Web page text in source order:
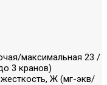
максимальная 23 /
3 кранов)
Ж (мг-экв/